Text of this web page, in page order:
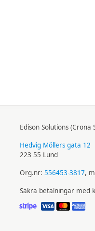
Edison Solutions (Crona
Hedvig Möllers gata 12
223 55 Lund
Org.nr: 556453-3817,
Säkra betalningar med